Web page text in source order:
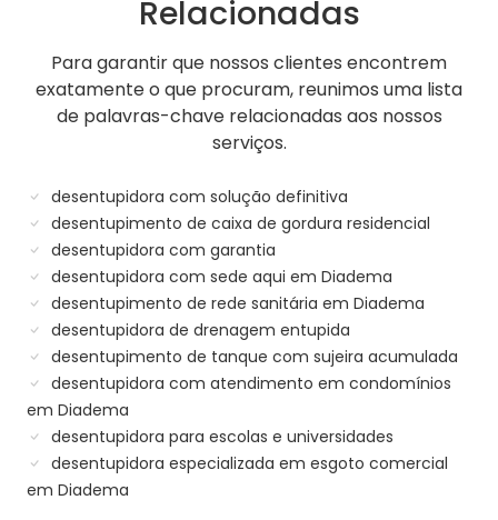
Relacionadas
Para garantir que nossos clientes encontrem
exatamente o que procuram, reunimos uma lista
de palavras-chave relacionadas aos nossos
serviços.
desentupidora com solução definitiva
desentupimento de caixa de gordura residencial
desentupidora com garantia
desentupidora com sede aqui em Diadema
desentupimento de rede sanitária em Diadema
desentupidora de drenagem entupida
desentupimento de tanque com sujeira acumulada
desentupidora com atendimento em condomínios
em Diadema
desentupidora para escolas e universidades
desentupidora especializada em esgoto comercial
em Diadema